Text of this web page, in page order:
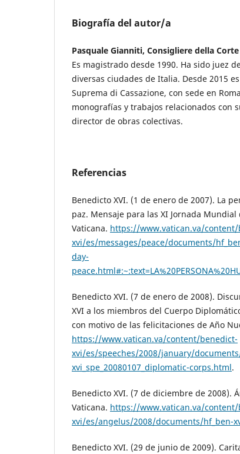
Biografía del autor/a
Pasquale Gianniti, Consigliere della
Es magistrado desde 1990. Ha sido juez
diversas ciudades de Italia. Desde 2015
Suprema di Cassazione, con sede en
monografías y trabajos relacionados con
director de obras colectivas.
Referencias
Benedicto XVI. (1 de enero de 2007). La
paz. Mensaje para las XI Jornada
Vaticana. https://www.vatican.va/
xvi/es/messages/peace/documents/
day-
Benedicto XVI. (7 de enero de 2008).
XVI a los miembros del Cuerpo
con motivo de las felicitaciones de Año
https://www.vatican.va/content/benedict-
xvi/es/speeches/2008/january/
xvi_spe_20080107_diplomatic-corps.html.
Benedicto XVI. (7 de diciembre de 2008).
Vaticana. https://www.vatican.va/
xvi/es/angelus/2008/documents/hf_ben-
Benedicto XVI. (29 de junio de 2009).